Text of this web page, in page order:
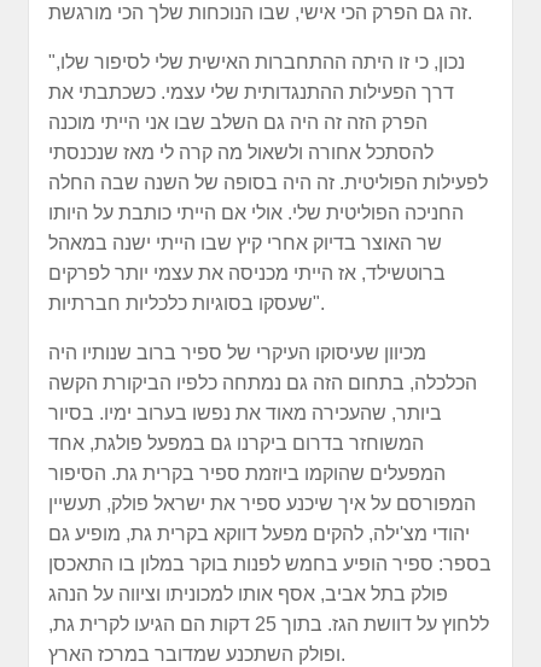
זה גם הפרק הכי אישי, שבו הנוכחות שלך הכי מורגשת.
"נכון, כי זו היתה ההתחברות האישית שלי לסיפור שלו,
דרך הפעילות ההתנגדותית שלי עצמי. כשכתבתי את
הפרק הזה זה היה גם השלב שבו אני הייתי מוכנה
להסתכל אחורה ולשאול מה קרה לי מאז שנכנסתי
לפעילות הפוליטית. זה היה בסופה של השנה שבה החלה
החניכה הפוליטית שלי. אולי אם הייתי כותבת על היותו
שר האוצר בדיוק אחרי קיץ שבו הייתי ישנה במאהל
ברוטשילד, אז הייתי מכניסה את עצמי יותר לפרקים
שעסקו בסוגיות כלכליות חברתיות".
מכיוון שעיסוקו העיקרי של ספיר ברוב שנותיו היה
הכלכלה, בתחום הזה גם נמתחה כלפיו הביקורת הקשה
ביותר, שהעכירה מאוד את נפשו בערוב ימיו. בסיור
המשוחזר בדרום ביקרנו גם במפעל פולגת, אחד
המפעלים שהוקמו ביוזמת ספיר בקרית גת. הסיפור
המפורסם על איך שיכנע ספיר את ישראל פולק, תעשיין
יהודי מצ'ילה, להקים מפעל דווקא בקרית גת, מופיע גם
בספר: ספיר הופיע בחמש לפנות בוקר במלון בו התאכסן
פולק בתל אביב, אסף אותו למכוניתו וציווה על הנהג
ללחוץ על דוושת הגז. בתוך 25 דקות הם הגיעו לקרית גת,
ופולק השתכנע שמדובר במרכז הארץ.